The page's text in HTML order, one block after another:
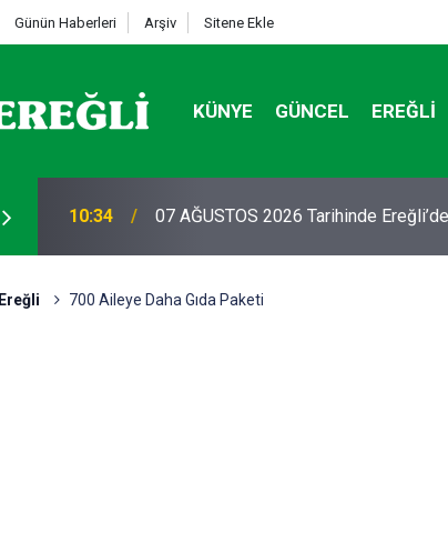
Günün Haberleri Arşiv Sitene Ekle
KÜNYE GÜNCEL EREĞLI
17:09 EREĞLİ'DE GÜNDEMİ SARSAN İSTİFA
Ereğli 700 Aileye Daha Gıda Paketi